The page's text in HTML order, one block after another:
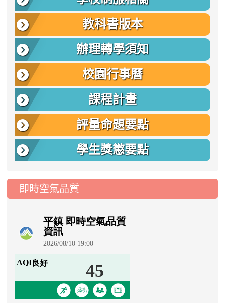
教科書版本
辦理轉學須知
校園行事曆
課程計畫
評量命題要點
學生獎懲要點
即時空氣品質